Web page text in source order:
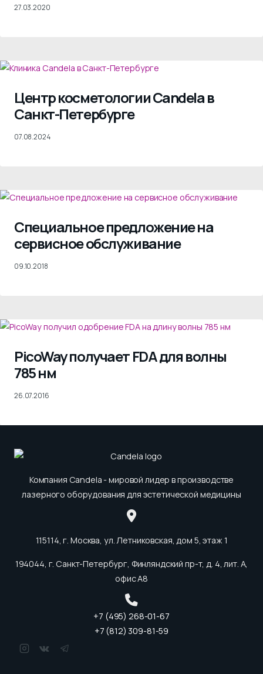
27.03.2020
Центр косметологии Candela в
Санкт-Петербурге
07.08.2024
Специальное предложение на
сервисное обслуживание
09.10.2018
PicoWay получает FDA для волны
785 нм
26.07.2016
Компания Candela - мировой лидер в производстве
лазерного оборудования для эстетической медицины
115114, г. Москва, ул. Летниковская, дом 5, этаж 1
194044, г. Санкт-Петербург, Финляндский пр-т, д. 4, лит. А,
офис А8
+7 (495) 268-01-67
+7 (812) 309-81-59